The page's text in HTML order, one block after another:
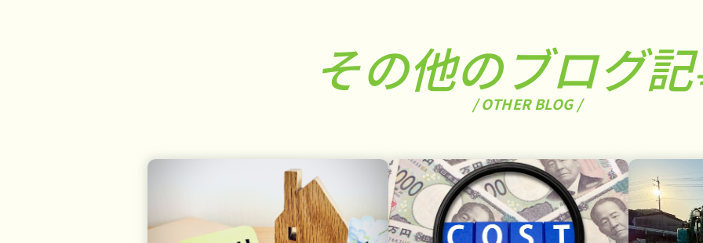
その他のブログ
/ OTHER BLOG /